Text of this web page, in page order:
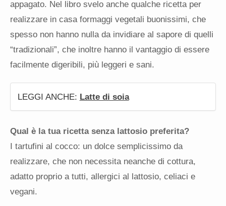
appagato. Nel libro svelo anche qualche ricetta per
realizzare in casa formaggi vegetali buonissimi, che
spesso non hanno nulla da invidiare al sapore di quelli
“tradizionali”, che inoltre hanno il vantaggio di essere
facilmente digeribili, più leggeri e sani.
LEGGI ANCHE: Latte di soia
Qual è la tua ricetta senza lattosio preferita?
I tartufini al cocco: un dolce semplicissimo da
realizzare, che non necessita neanche di cottura,
adatto proprio a tutti, allergici al lattosio, celiaci e
vegani.